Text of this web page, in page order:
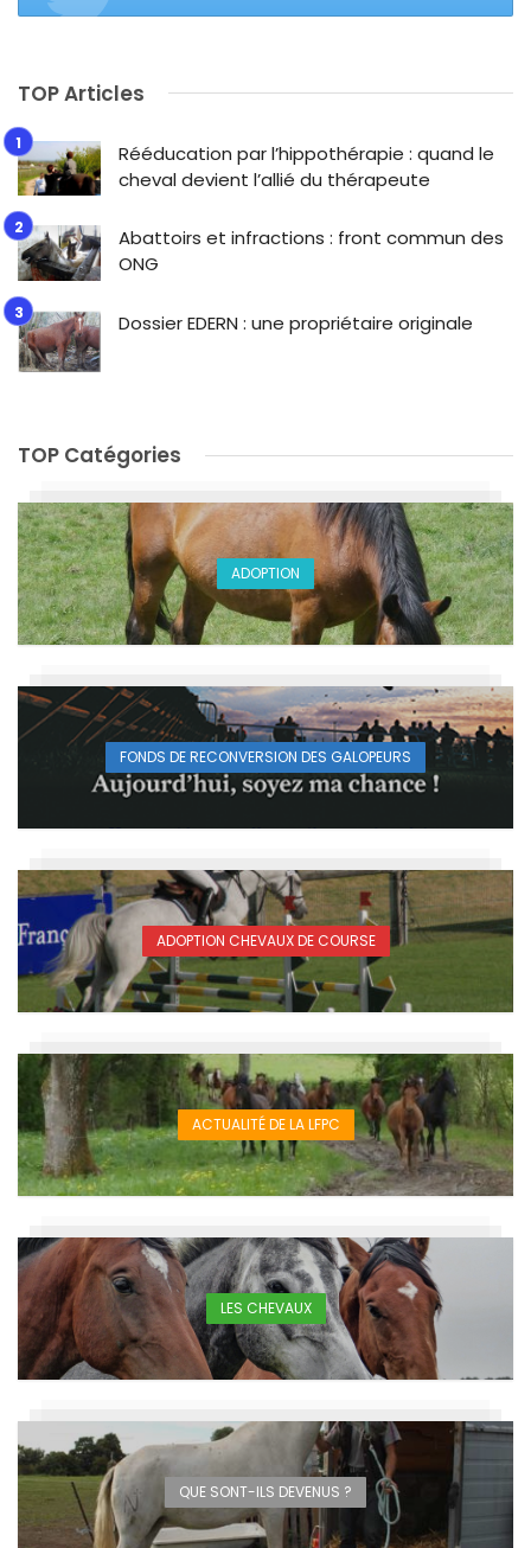
TOP Articles
Rééducation par l’hippothérapie : quand le
cheval devient l’allié du thérapeute
Abattoirs et infractions : front commun des
ONG
Dossier EDERN : une propriétaire originale
TOP Catégories
ADOPTION
FONDS DE RECONVERSION DES GALOPEURS
ADOPTION CHEVAUX DE COURSE
ACTUALITÉ DE LA LFPC
LES CHEVAUX
QUE SONT-ILS DEVENUS ?